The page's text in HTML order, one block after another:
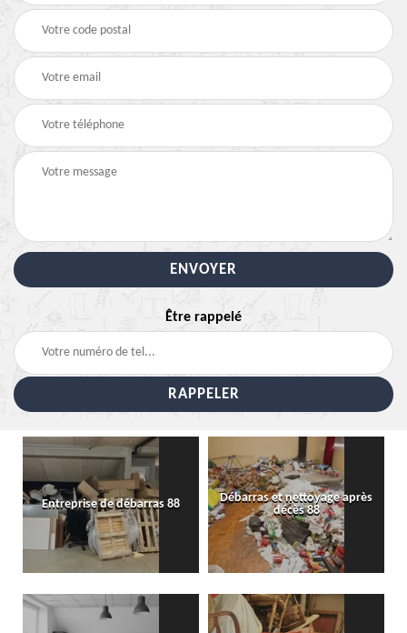
Être rappelé
Entreprise de débarras 88
Débarras et nettoyage après
décès 88